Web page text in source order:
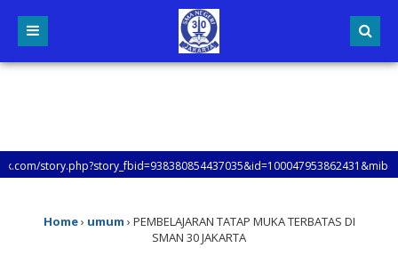
Home› umum › PEMBELAJARAN TATAP MUKA TERBATAS DI
SMAN 30 JAKARTA